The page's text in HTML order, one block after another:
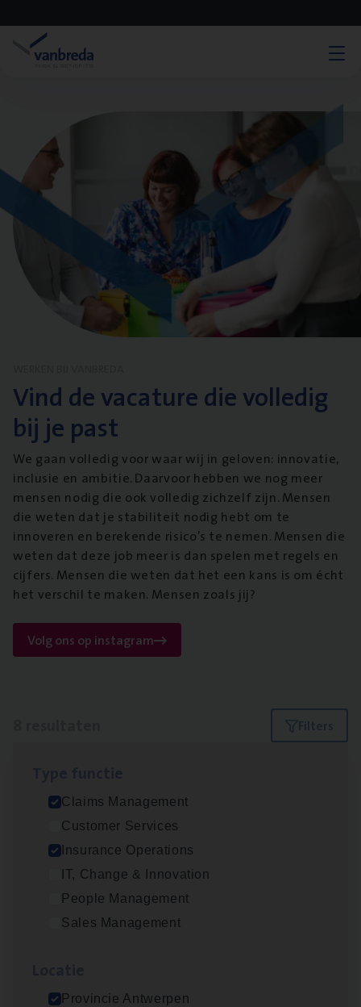
Vind de vacature die volledig
bij je past
We gaan volledig voor waar wij in geloven: innovatie,
inclusie en ambitie. Daarvoor hebben we nog meer
mensen nodig die ook volledig zichzelf zijn. Mensen
die weten dat je stabiliteit nodig hebt om te
innoveren en berekende risico’s te nemen. Mensen die
weten dat deze job meer is dan spelen met regels en
cijfers. Mensen die weten dat het een kans is om écht
het verschil te maken. Mensen zoals jij?
Volg ons op instagram
Filters
Claims Management
Customer Services
Insurance Operations
IT, Change & Innovation
People Management
Sales Management
Provincie Antwerpen
Scha­de Expert Fleet
Claims Management
Antwerpen
Dos­sier­be­heer­der ver­ze­ke­rin­gen — Soci­al
Antwerpen